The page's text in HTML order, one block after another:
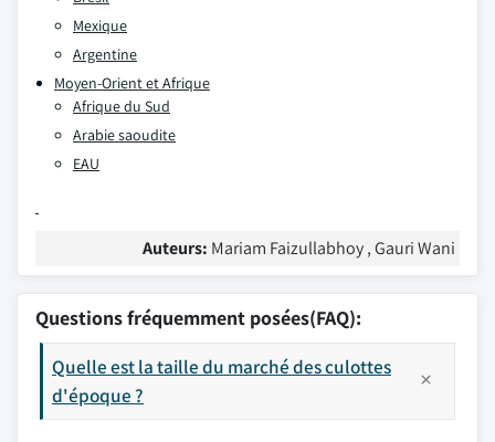
Mexique
Argentine
Moyen-Orient et Afrique
Afrique du Sud
Arabie saoudite
EAU
Auteurs: Mariam Faizullabhoy , Gauri Wani
Questions fréquemment posées(FAQ):
Quelle est la taille du marché des culottes
d'époque ?